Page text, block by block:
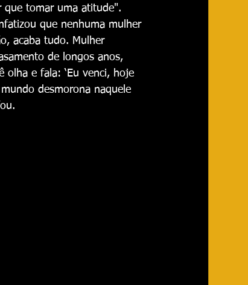
que tomar uma atitude".
que nenhuma mulher
acaba tudo. Mulher
de longos anos,
olha e fala: ‘Eu venci, hoje
desmorona naquele